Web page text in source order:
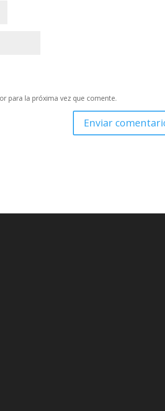
para la próxima vez que comente.